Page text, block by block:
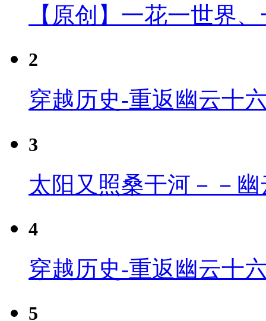
【原创】一花一世界
2
穿越历史-重返幽云十
3
太阳又照桑干河－－
4
穿越历史-重返幽云十
5